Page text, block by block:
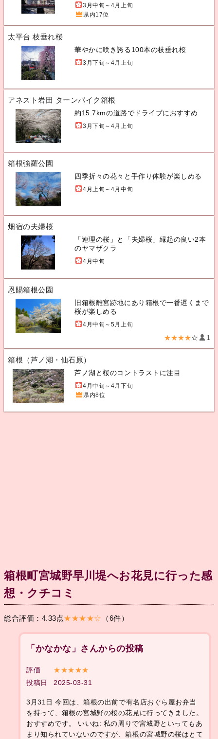
3月中旬～4月上旬
県内17位
太平台 枝垂れ桜
華やかに咲き誇る100本の枝垂れ桜
3月下旬～4月上旬
アネスト岩田 ターンパイク箱根
約15.7kmの道路でドライブにおすすめ
3月下旬～4月上旬
箱根強羅公園
四季折々の花々と手作り体験が楽しめる
4月上旬～4月中旬
畑宿の夫婦桜
「連理の桜」と「夫婦桜」縁起の良い2本
のヤマザクラ
4月中旬
恩賜箱根公園
旧箱根離宮跡地にあり箱根で一番遅くまで
桜が楽しめる
4月中旬～5月上旬
★★★★☆ 1
箱根（芦ノ湖・仙石原）
芦ノ湖と桜のコントラストに注目
4月中旬～4月下旬
県内8位
箱根町宮城野早川堤へお花見に行った感
想・クチコミ
総合評価：4.33点★★★★☆ （6件）
「かなかな」さんからの投稿
評価
★★★★★
投稿日
2025-03-31
3月31日 今回は、箱根の出前で有名店おぐら屋お弁当
を持って、箱根の宮城野の桜の花見に行ってきました。
おすすめです。 いいね: 私の周りで宮城野といってもあ
まり知られていないのですが、箱根の宮城野の桜はとて